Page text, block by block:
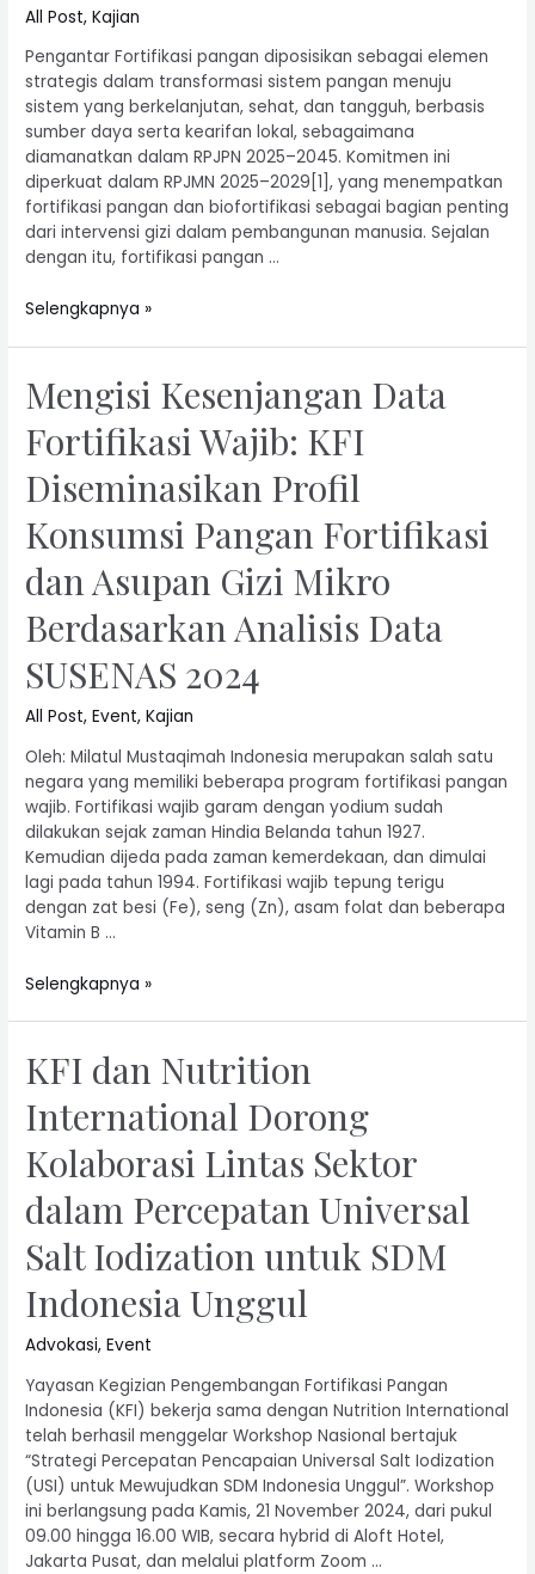
All Post,Kajian
Pengantar Fortifikasi pangan diposisikan sebagai elemen
strategis dalam transformasi sistem pangan menuju
sistem yang berkelanjutan, sehat, dan tangguh, berbasis
sumber daya serta kearifan lokal, sebagaimana
diamanatkan dalam RPJPN 2025–2045. Komitmen ini
diperkuat dalam RPJMN 2025–2029[1], yang menempatkan
fortifikasi pangan dan biofortifikasi sebagai bagian penting
dari intervensi gizi dalam pembangunan manusia. Sejalan
dengan itu, fortifikasi pangan …
Selengkapnya »
Mengisi Kesenjangan Data
Fortifikasi Wajib: KFI
Diseminasikan Profil
Konsumsi Pangan Fortifikasi
dan Asupan Gizi Mikro
Berdasarkan Analisis Data
SUSENAS 2024
All Post,Event,Kajian
Oleh: Milatul Mustaqimah Indonesia merupakan salah satu
negara yang memiliki beberapa program fortifikasi pangan
wajib. Fortifikasi wajib garam dengan yodium sudah
dilakukan sejak zaman Hindia Belanda tahun 1927.
Kemudian dijeda pada zaman kemerdekaan, dan dimulai
lagi pada tahun 1994. Fortifikasi wajib tepung terigu
dengan zat besi (Fe), seng (Zn), asam folat dan beberapa
Vitamin B …
Selengkapnya »
KFI dan Nutrition
International Dorong
Kolaborasi Lintas Sektor
dalam Percepatan Universal
Salt Iodization untuk SDM
Indonesia Unggul
Advokasi,Event
Yayasan Kegizian Pengembangan Fortifikasi Pangan
Indonesia (KFI) bekerja sama dengan Nutrition International
telah berhasil menggelar Workshop Nasional bertajuk
“Strategi Percepatan Pencapaian Universal Salt Iodization
(USI) untuk Mewujudkan SDM Indonesia Unggul”. Workshop
ini berlangsung pada Kamis, 21 November 2024, dari pukul
09.00 hingga 16.00 WIB, secara hybrid di Aloft Hotel,
Jakarta Pusat, dan melalui platform Zoom …